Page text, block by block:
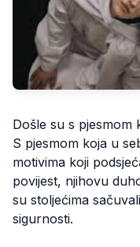
Došle su s pjesmom
S pjesmom koja u
motivima koji
povijest, njihovu
su stoljećima
sigurnosti.